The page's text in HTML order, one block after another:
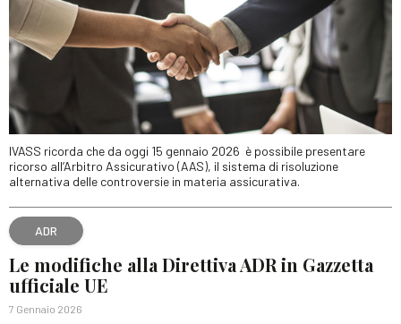
IVASS ricorda che da oggi 15 gennaio 2026 è possibile presentare
ricorso all’Arbitro Assicurativo (AAS), il sistema di risoluzione
alternativa delle controversie in materia assicurativa.
ADR
Le modifiche alla Direttiva ADR in Gazzetta
ufficiale UE
7 Gennaio 2026